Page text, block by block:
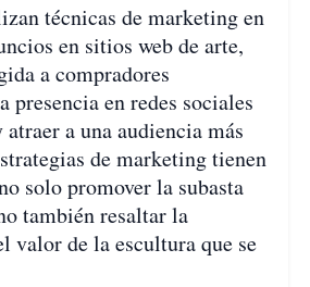
técnicas de marketing en
en sitios web de arte,
a compradores
presencia en redes sociales
a una audiencia más
de marketing tienen
solo promover la subasta
también resaltar la
valor de la escultura que se